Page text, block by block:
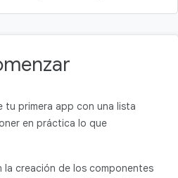
tu primera app con una lista
en práctica lo que
la creación de los componentes